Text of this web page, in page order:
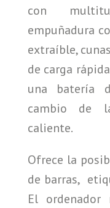
con
empuñadura
extraíble,
de carga
una batería
cambio de
caliente.
Ofrece la
de barras,
El